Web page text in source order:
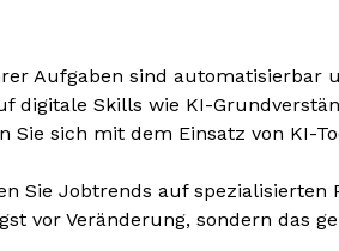
Aufgaben sind
digitale Skills wie KI-
Sie sich mit dem Einsatz von KI-
Sie Jobtrends auf
vor Veränderung, sondern das